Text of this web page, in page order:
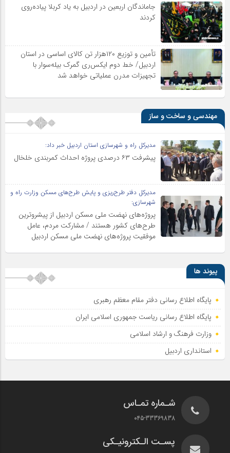
جاماندگان اربعین در اردبیل به یاد کربلا پیاده‌روی
کردند
تأمین و توزیع ۱۲۰هزار تن کالای اساسی در استان
اردبیل/ خط دوم ایکس‌ری گمرک بیله‌سوار با
تجهیزات مدرن عملیاتی خواهد شد
مهندسی و ساخت و ساز
مدیرکل راه و شهرسازی استان اردبیل خبر داد:
پیشرفت ۶۳ درصدی پروژه احداث کمربندی خلخال
مدیرکل دفتر طرح‌ریزی و پایش طرح‌های مسکن وزارت راه و
شهرسازی:
پروژه‌های نهضت ملی مسکن اردبیل از پیشروترین
طرح‌های کشور هستند / مشارکت مردم، عامل
موفقیت پروژه‌های نهضت ملی مسکن اردبیل
پیوند ها
پایگاه اطلاع رسانی دفتر مقام معظم رهبری
پایگاه اطلاع‌ رسانی ریاست‌ جمهوری اسلامی ایران
وزارت فرهنگ و ارشاد اسلامی
استانداری اردبیل
شـماره تمـاس
045-33369838
پسـت الـکترونیـکی